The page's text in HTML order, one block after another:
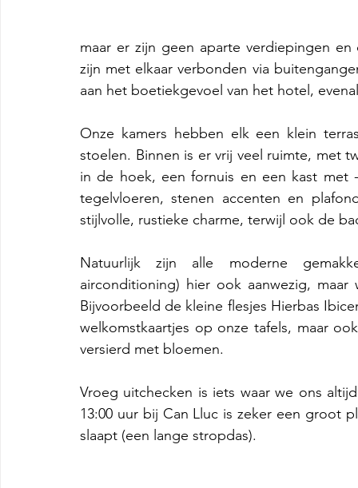
maar er zijn geen aparte verdiepingen
zijn met elkaar verbonden via
aan het boetiekgevoel van het hotel,
Onze kamers hebben elk een klein
stoelen. Binnen is er vrij veel ruimte, met
in de hoek, een fornuis en een kast met
tegelvloeren, stenen accenten en
stijlvolle, rustieke charme, terwijl ook de
Natuurlijk zijn alle moderne
airconditioning) hier ook aanwezig,
Bijvoorbeeld de kleine flesjes Hierbas
welkomstkaartjes op onze tafels, maar
versierd met bloemen.
Vroeg uitchecken is iets waar we ons
13:00 uur bij Can Lluc is zeker een groot
slaapt (een lange stropdas).